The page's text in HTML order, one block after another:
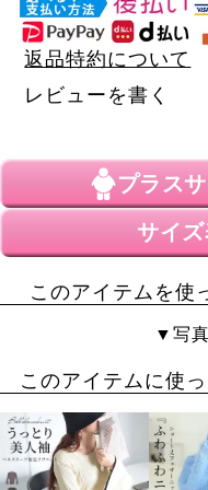
返品特約について
レビューを書く
プラス
サイ
このアイテムを使
▼写
このアイテムに使